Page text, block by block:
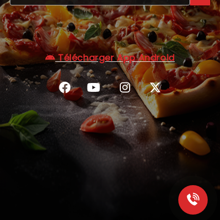
C.G.V
Télécharger App Android